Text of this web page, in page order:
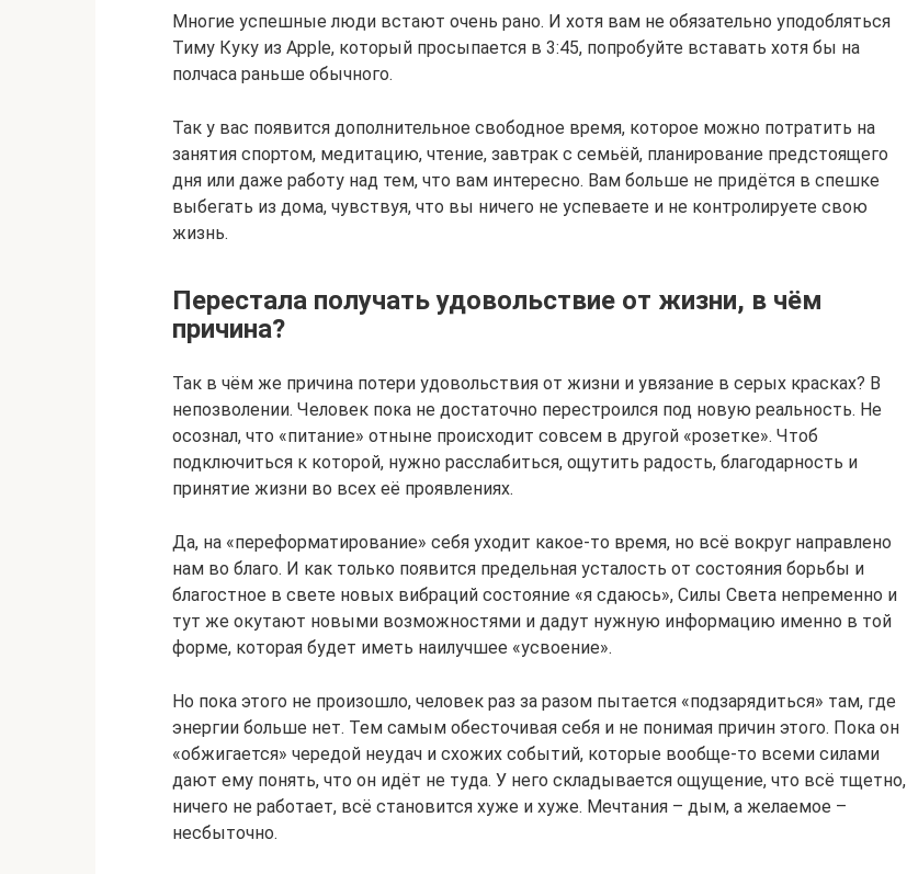
Многие успешные люди встают очень рано. И хотя вам не обязательно уподобляться
Тиму Куку из Apple, который просыпается в 3:45, попробуйте вставать хотя бы на
полчаса раньше обычного.
Так у вас появится дополнительное свободное время, которое можно потратить на
занятия спортом, медитацию, чтение, завтрак с семьёй, планирование предстоящего
дня или даже работу над тем, что вам интересно. Вам больше не придётся в спешке
выбегать из дома, чувствуя, что вы ничего не успеваете и не контролируете свою
жизнь.
Перестала получать удовольствие от жизни, в чём
причина?
Так в чём же причина потери удовольствия от жизни и увязание в серых красках? В
непозволении. Человек пока не достаточно перестроился под новую реальность. Не
осознал, что «питание» отныне происходит совсем в другой «розетке». Чтоб
подключиться к которой, нужно расслабиться, ощутить радость, благодарность и
принятие жизни во всех её проявлениях.
Да, на «переформатирование» себя уходит какое-то время, но всё вокруг направлено
нам во благо. И как только появится предельная усталость от состояния борьбы и
благостное в свете новых вибраций состояние «я сдаюсь», Силы Света непременно и
тут же окутают новыми возможностями и дадут нужную информацию именно в той
форме, которая будет иметь наилучшее «усвоение».
Но пока этого не произошло, человек раз за разом пытается «подзарядиться» там, где
энергии больше нет. Тем самым обесточивая себя и не понимая причин этого. Пока он
«обжигается» чередой неудач и схожих событий, которые вообще-то всеми силами
дают ему понять, что он идёт не туда. У него складывается ощущение, что всё тщетно,
ничего не работает, всё становится хуже и хуже. Мечтания – дым, а желаемое –
несбыточно.